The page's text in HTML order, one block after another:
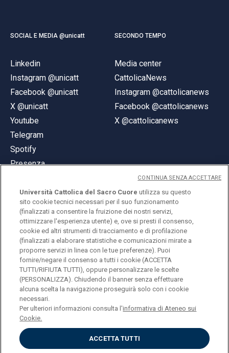
SOCIAL E MEDIA @unicatt
Linkedin
Instagram @unicatt
Facebook @unicatt
X @unicatt
Youtube
Telegram
Spotify
Presenza
SECONDO TEMPO
Media center
CattolicaNews
Instagram @cattolicanews
Facebook @cattolicanews
X @cattolicanews
© Università Cattolica del Sacro Cuore
Largo A. Gemelli 1, 20123 Milano
PI 02133120150
ENGLISH
Privacy
Università Cattolica del Sacro Cuore utilizza su questo
sito cookie tecnici necessari per il suo funzionamento
(finalizzati a consentire la fruizione dei nostri servizi,
ottimizzare l'esperienza utente) e, ove si presti il consenso,
cookie ed altri strumenti di tracciamento e di profilazione
(finalizzati a elaborare statistiche e comunicazioni mirate a
proporre servizi in linea con le tue preferenze). Puoi
fornire/negare il consenso a tutti i cookie (ACCETTA
TUTTI/RIFIUTA TUTTI), oppure personalizzare le scelte
(PERSONALIZZA). Chiudendo il banner senza effettuare
alcuna scelta la navigazione proseguirà solo con i cookie
necessari.
Per ulteriori informazioni consulta l'informativa di Ateneo sui
Cookie.
ACCETTA TUTTI
CONTINUA SENZA ACCETTARE